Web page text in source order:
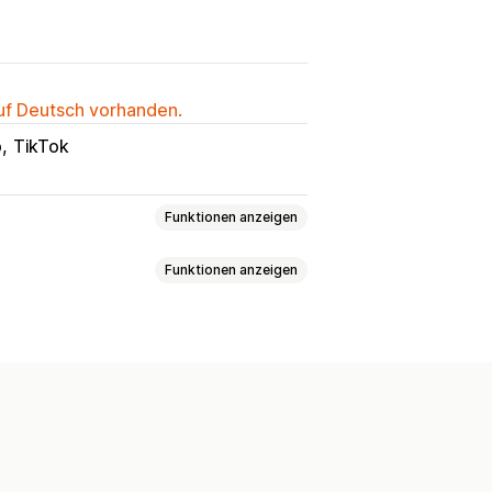
Deutsch vorhanden.
TikTok
Funktionen anzeigen
Funktionen anzeigen